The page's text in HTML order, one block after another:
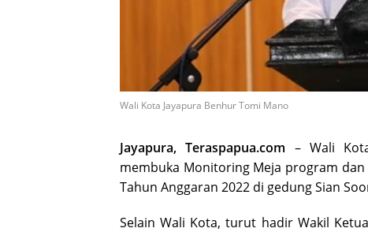
Wali Kota Jayapura Benhur Tomi Mano
Jayapura, Teraspapua.com – Wali
membuka Monitoring Meja program
Tahun Anggaran 2022 di gedung Sian
Selain Wali Kota, turut hadir Wakil